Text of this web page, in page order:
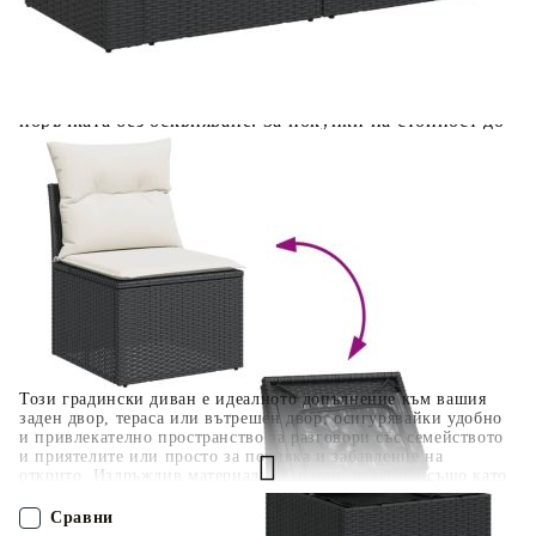
Този градински диван е идеалното допълнение към вашия
заден двор, тераса или вътрешен двор, осигурявайки удобно
и привлекателно пространство за разговори със семейството
и приятелите или просто за почивка и забавление на
открито. Издръжлив материал: PE ратан, известен също като
полиратан, е здрав синтетичен материал с малко необходима
поддръжка, който прилича на естествен ратан. Той е лек,
Когато плащате с NewPay, всъщност NewPay плаща
поръчката Ви вместо Вас. Вие я получавате и
поръчката без оскъпяване. За покупки на стойност до
400 лв. / €204,52
Плащане на 4 вноски. Заплащате 20% от стойността на
поръчката си на момента с карта. Останалата сума се
разделя на 3 равни месечни вноски без оскъпяване. За
покупки на стойност до 1000 лв. / €511.31
Плащане на 6 вноски. Стойността на поръчката се
разпределя в 6 равни месечни вноски с оскъпяване. За
покупки на стойност до 2000 лв. / €1022.61
Сравни